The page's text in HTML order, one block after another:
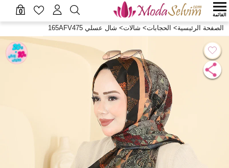
0 القائمة
الصفحة الرئيسية> الحجابات> شالات> شال عسلي 165AFV475